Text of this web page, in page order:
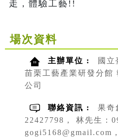
走，體驗工藝!!
場次資料
主辦單位 :
國立
苗栗工藝產業研發分館
公司
聯絡資訊 :
果奇
22427798， 林先生：
gogi5168@gmail.com